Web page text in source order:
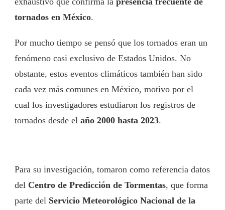
tornados en México.
Por mucho tiempo se pensó que los tornados eran un
fenómeno casi exclusivo de Estados Unidos. No
obstante, estos eventos climáticos también han sido
cada vez más comunes en México, motivo por el
cual los investigadores estudiaron los registros de
tornados desde el año 2000 hasta 2023.
Para su investigación, tomaron como referencia datos
del Centro de Predicción de Tormentas, que forma
parte del Servicio Meteorológico Nacional de la